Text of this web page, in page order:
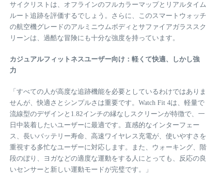
サイクリストは、オフラインのフルカラーマップとリアルタイム
ルート追跡を評価するでしょう。さらに、このスマートウォッチ
の航空機グレードのアルミニウムボディとサファイアガラススク
リーンは、過酷な冒険にも十分な強度を持っています。
カジュアルフィットネスユーザー向け：軽くて快適、しかし強
力
「すべての人が高度な追跡機能を必要としているわけではありま
せんが、快適さとシンプルさは重要です。Watch Fit 4は、軽量で
流線型のデザインと1.82インチの縁なしスクリーンが特徴で、一
日中装着したいユーザーに最適です。直感的なインターフェー
ス、長いバッテリー寿命、高速ワイヤレス充電が、使いやすさを
重視する多忙なユーザーに対応します。また、ウォーキング、階
段のぼり、ヨガなどの適度な運動をする人にとっても、反応の良
いセンサーと新しい運動モードが完璧です。」